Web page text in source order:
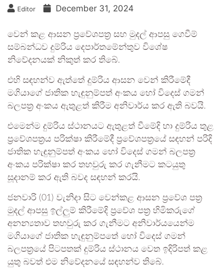
Editor December 31, 2024
වෙන් කළ ආසන ප්‍රවේශපත්‍ර සහ මුදල් ආපසු ගෙවීම්
සම්බන්ධව දුම්රිය දෙපාර්තමේන්තුව විශේෂ
නිවේදනයක් නිකුත් කර තිබේ.
එහි සඳහන්ව ඇත්තේ දුම්රිය ආසන වෙන් කිරීමේදී
මගියාගේ ජාතික හැඳුනුම්පත් අංකය හෝ විදෙස් ගමන්
බලපත්‍ර අංකය ඇතුළත් කිරීම අනිවාර්ය කර ඇති බවයි.
එමෙන්ම දුම්රිය ස්ථානයට ඇතුළත් වීමේදි හා දුම්රිය තුළ
ප්‍රවේශපත්‍රය පරික්ෂා කිරීමේදී ප්‍රවේශපත්‍රයේ සඳහන් පරිදි
ජාතික හැඳුනුම්පත් අංකය හෝ විදෙස් ගමන් බලපත්‍ර
අංකය පරික්ෂා කර තහවුරු කර ගැනීමට කටයුතු
සූදානම් කර ඇති බවද සඳහන් කරයි.
ජනවාරි (01) වැනිදා සිට වෙන්කළ ආසන ප්‍රවේශ පත්‍ර
මුදල් ආපසු ඉල්ලුම් කිරීමේදි ප්‍රවේශ පත්‍ර හිමිකරුගේ
අනන්‍යතාව තහවුරු කර ගැනීමට අනිවාර්යයෙන්ම
මගියාගේ ජාතික හැඳුනුම්පතේ හෝ විදෙස් ගමන්
බලපත්‍රයේ පිටපතක් දුම්රිය ස්ථානය වෙත ඉදිරිපත් කළ
යුතු බවත් එම නිවේදනයේ සඳහන්ව තිබේ.